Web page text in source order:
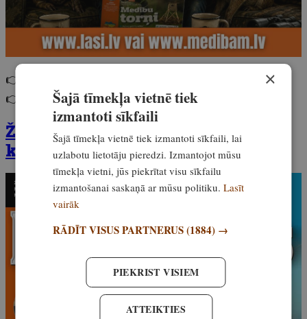
👉 Abonē 7 mēnešiem
👉 Abonē 7 mēnešiemar lielo ģimenes komplektu
Žurnāla Medības maija numurs ir
klāt! Iegādājies to šeit
×
Šajā tīmekļa vietnē tiek
izmantoti sīkfaili
Šajā tīmekļa vietnē tiek izmantoti sīkfaili, lai
uzlabotu lietotāju pieredzi. Izmantojot mūsu
tīmekļa vietni, jūs piekrītat visu sīkfailu
izmantošanai saskaņā ar mūsu politiku.Lasīt
vairāk
RĀDĪT VISUS PARTNERUS(1884) →
PIEKRIST VISIEM
ATTEIKTIES